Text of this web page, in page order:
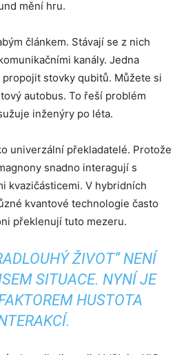
mění hru.
článkem. Stávají se z nich
kanály. Jedna
propojit stovky qubitů. Můžete si
autobus. To řeší problém
inženýry po léta.
univerzální překladatelé. Protože
snadno interagují s
kvazičásticemi. V hybridních
kvantové technologie často
překlenují tuto mezeru.
ŽIVOT“ NENÍ
SITUACE. NYNÍ JE
HUSTOTA